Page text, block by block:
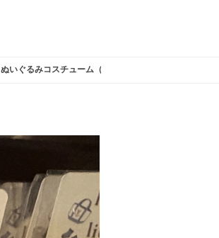
ぬいぐるみコスチューム（リーナ・ベル）